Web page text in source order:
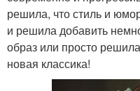
решила, что стиль и
и решила добавить
образ или просто
новая классика!